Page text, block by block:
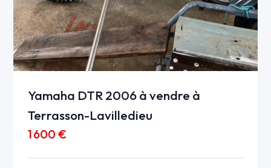
Yamaha DTR 2006 à vendre à
Terrasson-Lavilledieu
1 600 €